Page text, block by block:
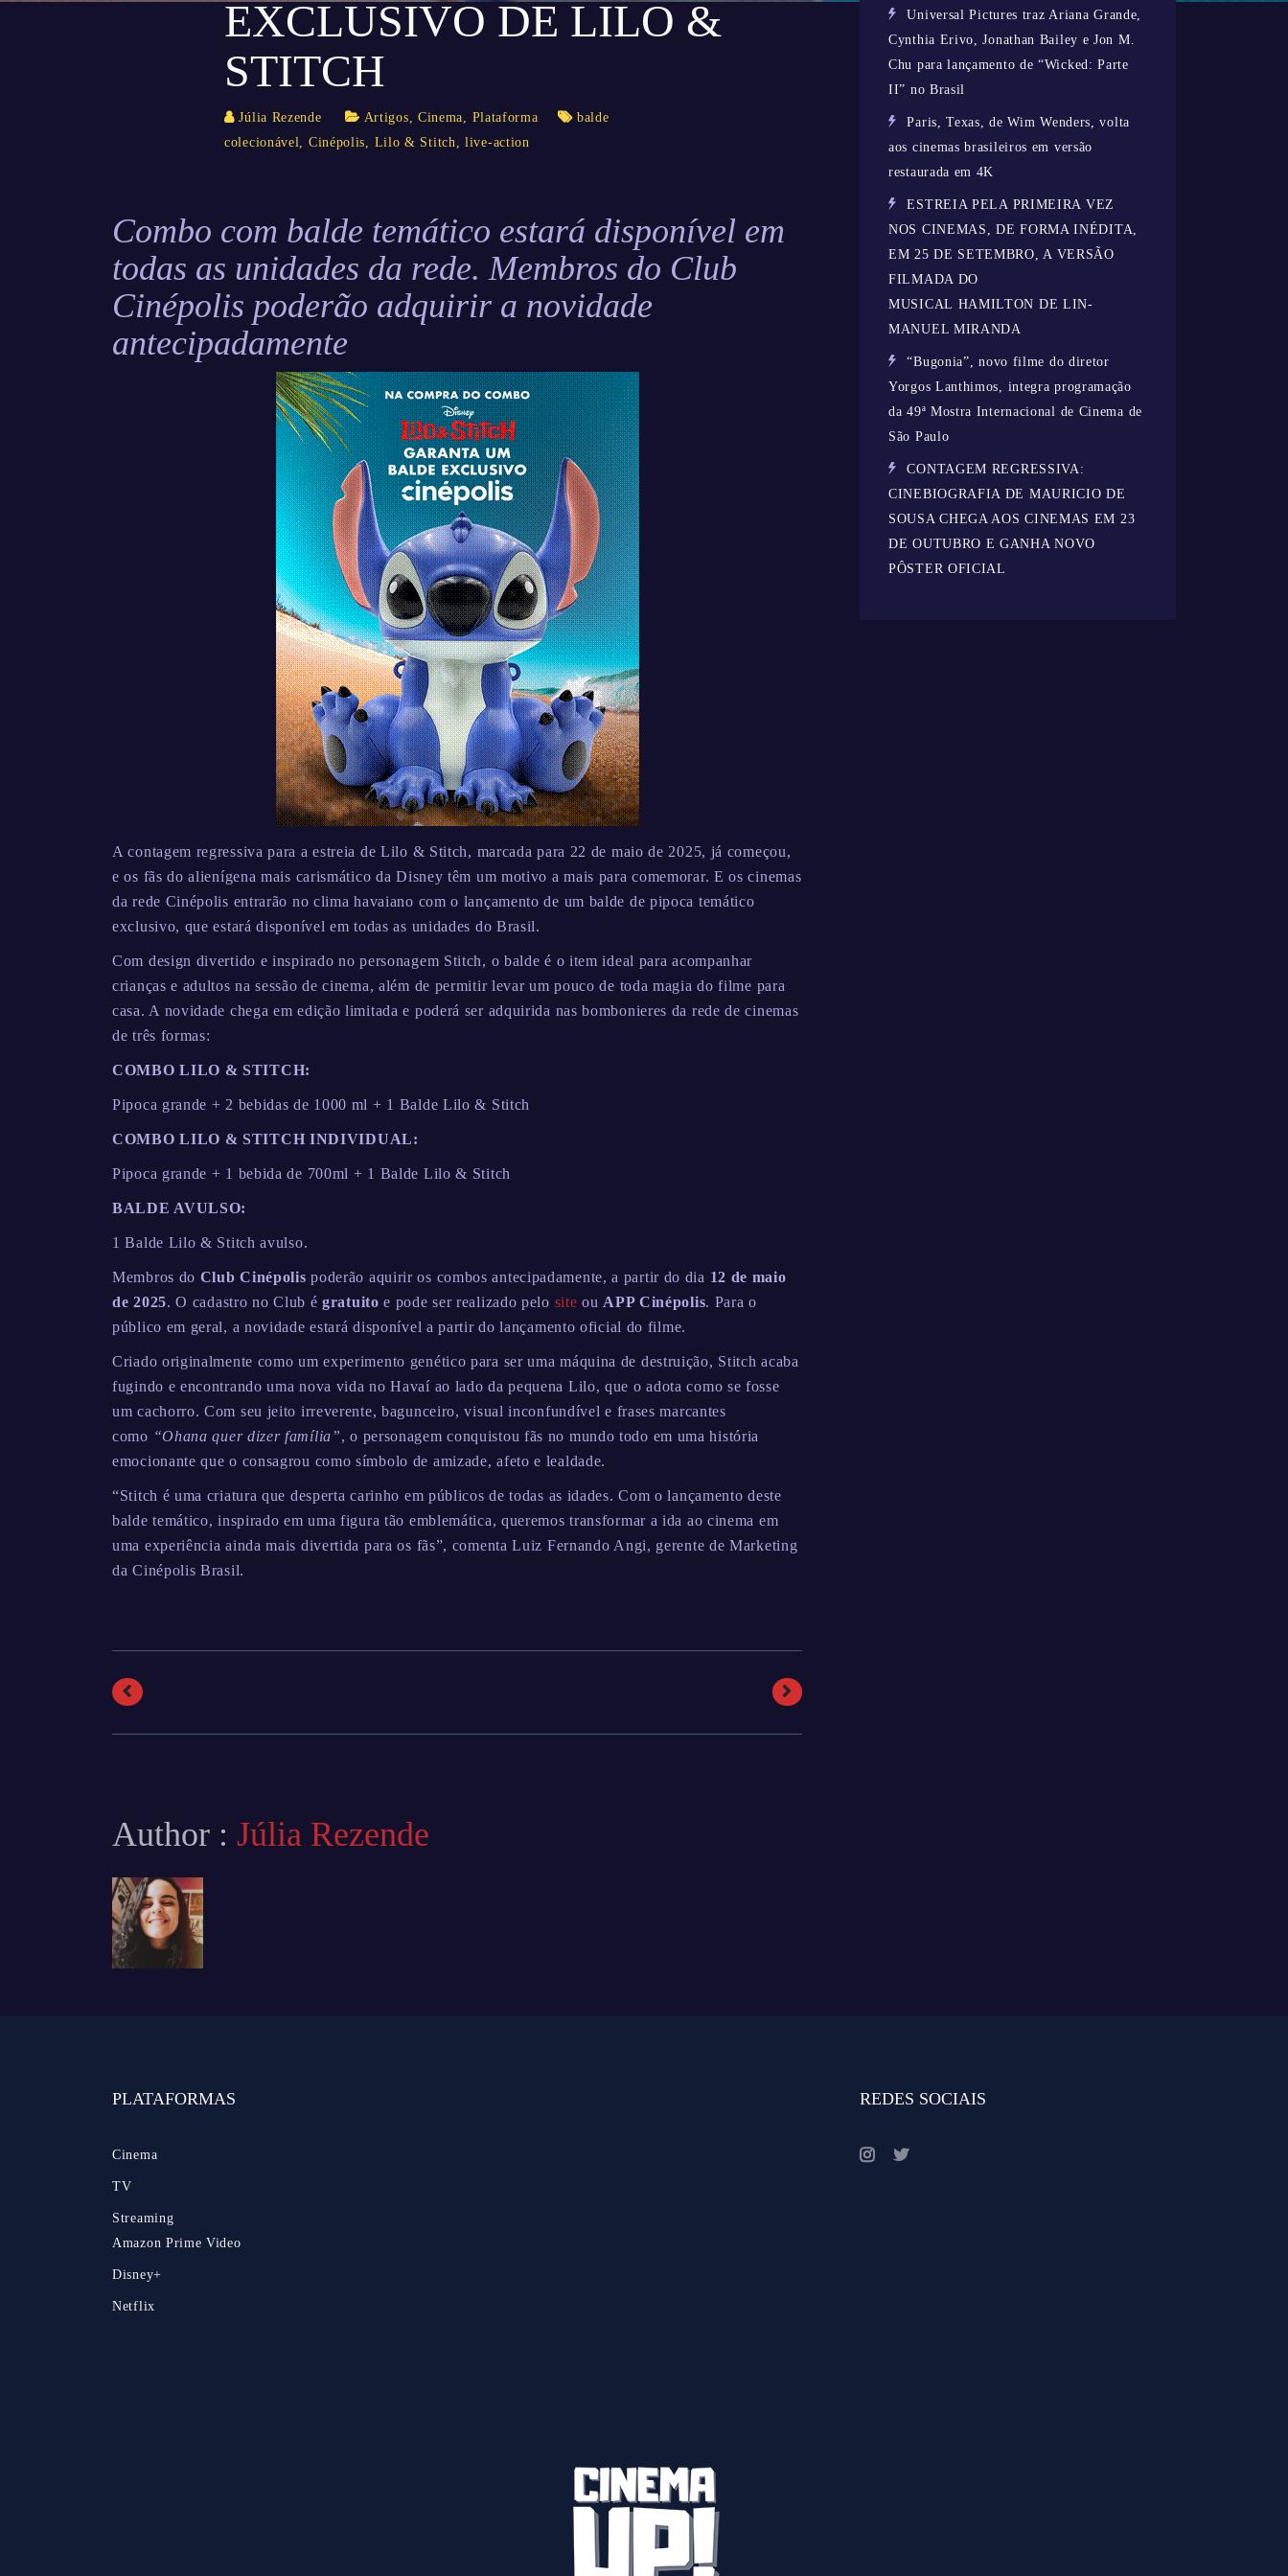
EXCLUSIVO DE LILO &
STITCH
Júlia Rezende Artigos, Cinema, Plataforma
balde
colecionável, Cinépolis, Lilo & Stitch,live-action
Combo com balde temático estará disponível em
todas as unidades da rede. Membros do Club
Cinépolis poderão adquirir a novidade
antecipadamente
A contagem regressiva para a estreia de Lilo & Stitch, marcada para 22 de maio de 2025, já começou,
e os fãs do alienígena mais carismático da Disney têm um motivo a mais para comemorar. E os cinemas
da rede Cinépolis entrarão no clima havaiano com o lançamento de um balde de pipoca temático
exclusivo, que estará disponível em todas as unidades do Brasil.
Com design divertido e inspirado no personagem Stitch, o balde é o item ideal para acompanhar
crianças e adultos na sessão de cinema, além de permitir levar um pouco de toda magia do filme para
casa. A novidade chega em edição limitada e poderá ser adquirida nas bombonieres da rede de cinemas
de três formas:
COMBO LILO & STITCH:
Pipoca grande + 2 bebidas de 1000 ml + 1 Balde Lilo & Stitch
COMBO LILO & STITCH INDIVIDUAL:
Pipoca grande + 1 bebida de 700ml + 1 Balde Lilo & Stitch
BALDE AVULSO:
1 Balde Lilo & Stitch avulso.
Membros do Club Cinépolis poderão aquirir os combos antecipadamente, a partir do dia 12 de maio
de 2025. O cadastro no Club égratuito e pode ser realizado pelo site ou APP Cinépolis. Para o
público em geral, a novidade estará disponível a partir do lançamento oficial do filme.
Criado originalmente como um experimento genético para ser uma máquina de destruição, Stitch acaba
fugindo e encontrando uma nova vida no Havaí ao lado da pequena Lilo, que o adota como se fosse
um cachorro. Com seu jeito irreverente, bagunceiro, visual inconfundível e frases marcantes
como “Ohana quer dizer família”, o personagem conquistou fãs no mundo todo em uma história
emocionante que o consagrou como símbolo de amizade, afeto e lealdade.
“Stitch é uma criatura que desperta carinho em públicos de todas as idades. Com o lançamento deste
balde temático, inspirado em uma figura tão emblemática, queremos transformar a ida ao cinema em
uma experiência ainda mais divertida para os fãs”, comenta Luiz Fernando Angi, gerente de Marketing
da Cinépolis Brasil.
Author : Júlia Rezende
Universal Pictures traz Ariana Grande,
Cynthia Erivo, Jonathan Bailey e Jon M.
Chu para lançamento de “Wicked: Parte
II” no Brasil
Paris, Texas, de Wim Wenders, volta
aos cinemas brasileiros em versão
restaurada em 4K
ESTREIA PELA PRIMEIRA VEZ
NOS CINEMAS, DE FORMA INÉDITA,
EM 25 DE SETEMBRO, A VERSÃO
FILMADA DO
MUSICAL HAMILTON DE LIN-
MANUEL MIRANDA
“Bugonia”, novo filme do diretor
Yorgos Lanthimos, integra programação
da 49ª Mostra Internacional de Cinema de
São Paulo
CONTAGEM REGRESSIVA:
CINEBIOGRAFIA DE MAURICIO DE
SOUSA CHEGA AOS CINEMAS EM 23
DE OUTUBRO E GANHA NOVO
PÔSTER OFICIAL
PLATAFORMAS
Cinema
TV
Streaming
Amazon Prime Video
Disney+
Netflix
REDES SOCIAIS